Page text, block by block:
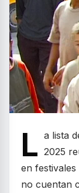
L a lista
2025
en
no cuentan